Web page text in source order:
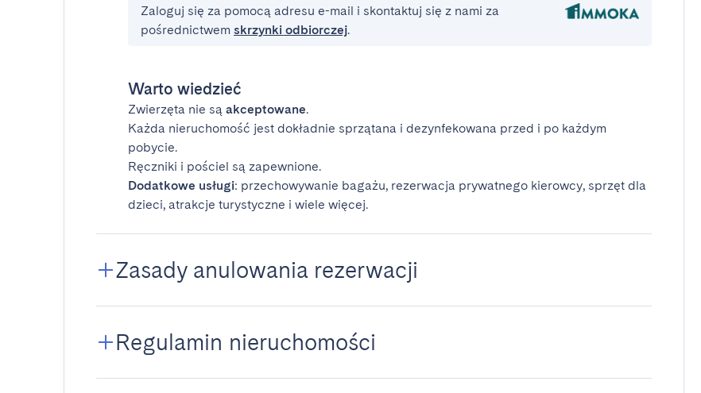
Zaloguj się za pomocą adresu e-mail i skontaktuj się z nami za
pośrednictwem skrzynki odbiorczej.
Warto wiedzieć
Zwierzęta nie są akceptowane.
Każda nieruchomość jest dokładnie sprzątana i dezynfekowana przed i po każdym
pobycie.
Ręczniki i pościel są zapewnione.
Dodatkowe usługi: przechowywanie bagażu, rezerwacja prywatnego kierowcy, sprzęt dla
dzieci, atrakcje turystyczne i wiele więcej.
Zasady anulowania rezerwacji
Regulamin nieruchomości